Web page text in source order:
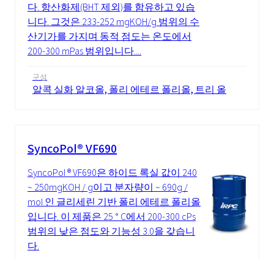
다. 항산화제(BHT 제외)를 함유하고 있습
니다. 그것은 233-252 mgKOH/g 범위의 수
산기가를 가지며 동적 점도는 온도에서
200-300 mPas 범위입니다....
구성
알콕 실화 알코올, 폴리 에테르 폴리올, 트리 올
SyncoPol® VF690
SyncoPol ® VF690은 하이드 록실 값이 240
~ 250mgKOH / g이고 분자량이 ~ 690g /
mol 인 글리세린 기반 폴리 에테르 폴리올
입니다. 이 제품은 25 ° C에서 200-300 cPs
범위의 낮은 점도와 기능성 3.0을 갖습니
다.